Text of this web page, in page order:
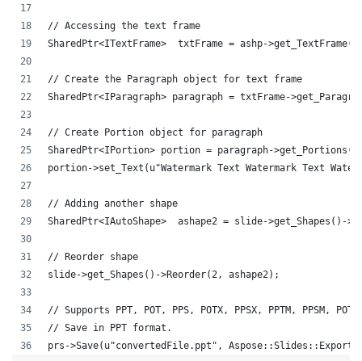
// Accessing the text frame
SharedPtr<ITextFrame>  txtFrame = ashp-
// Create the Paragraph object for text frame
SharedPtr<IParagraph> paragraph = txtFrame-
// Create Portion object for paragraph
SharedPtr<IPortion> portion = paragraph-
portion->set_Text(u"Watermark Text Watermark Text
// Adding another shape
SharedPtr<IAutoShape>  ashape2 = slide->get_Shapes()-
// Reorder shape
slide->get_Shapes()->Reorder(2, ashape2);
// Supports PPT, POT, PPS, POTX, PPSX, PPTM, PPSM,
// Save in PPT format.
prs->Save(u"convertedFile.ppt",